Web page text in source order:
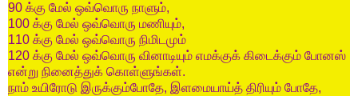
90 க்கு மேல் ஒவ்வொரு நாளும்,
100 க்கு மேல் ஒவ்வொரு மணியும்,
110 க்கு மேல் ஒவ்வொரு நிமிடமும்
120 க்கு மேல் ஒவ்வொரு வினாடியும் எமக்குக் கிடைக்கும் போனஸ்
என்று நினைத்துக் கொள்ளுங்கள்.
நாம் உயிரோடு இருக்கும்போதே, இளமையாய்த் திரியும் போதே,